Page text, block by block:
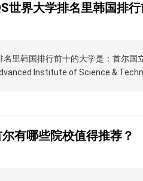
世界大学排名里韩国排
名里韩国排行前十的大学是：首尔
Institute of Science &
有哪些院校值得推荐？